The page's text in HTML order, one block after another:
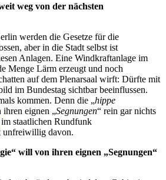
weg von der nächsten
werden die Gesetze für die
aber in die Stadt selbst ist
Anlagen. Eine Windkraftanlage im
Menge Lärm erzeugt und noch
auf dem Plenarsaal wirft: Dürfte mit
im Bundestag sichtbar beeinflussen.
kommen. Denn die „hippe
eignen „Segnungen“ rein gar nichts
im staatlichen Rundfunk
unfreiwillig davon.
will von ihren eignen „Segnungen“